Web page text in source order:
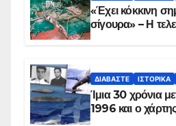
«Έχει κόκκινη
σίγουρα» – Η
ΔΙΑΒΆΣΤΕ ΙΣΤΟΡΙΚΆ
Ίμια 30 χρόνια